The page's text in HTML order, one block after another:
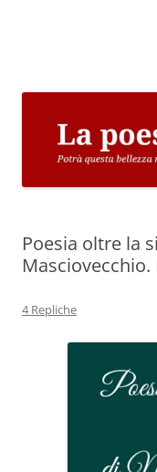
Poesia oltre la
4 Repliche